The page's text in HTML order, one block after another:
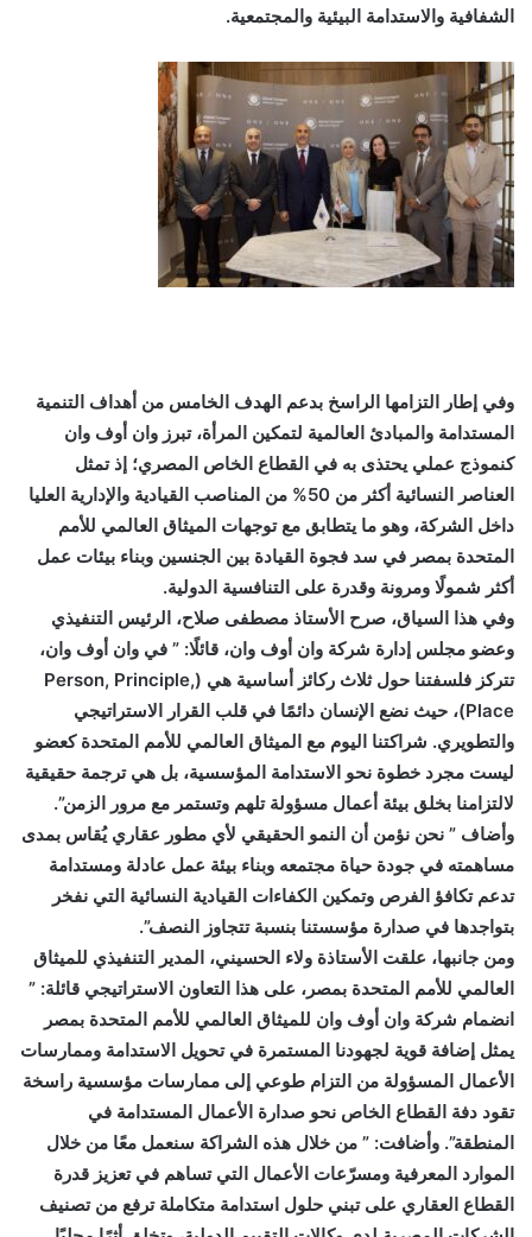
الشفافية والاستدامة البيئية والمجتمعية.
وفي إطار التزامها الراسخ بدعم الهدف الخامس من أهداف التنمية
المستدامة والمبادئ العالمية لتمكين المرأة، تبرز وان أوف وان
كنموذج عملي يحتذى به في القطاع الخاص المصري؛ إذ تمثل
العناصر النسائية أكثر من 50% من المناصب القيادية والإدارية العليا
داخل الشركة، وهو ما يتطابق مع توجهات الميثاق العالمي للأمم
المتحدة بمصر في سد فجوة القيادة بين الجنسين وبناء بيئات عمل
أكثر شمولًا ومرونة وقدرة على التنافسية الدولية.
وفي هذا السياق، صرح الأستاذ مصطفى صلاح، الرئيس التنفيذي
وعضو مجلس إدارة شركة وان أوف وان، قائلًا: ” في وان أوف وان،
تتركز فلسفتنا حول ثلاث ركائز أساسية هي (Person, Principle,
Place)، حيث نضع الإنسان دائمًا في قلب القرار الاستراتيجي
والتطويري. شراكتنا اليوم مع الميثاق العالمي للأمم المتحدة كعضو
ليست مجرد خطوة نحو الاستدامة المؤسسية، بل هي ترجمة حقيقية
لالتزامنا بخلق بيئة أعمال مسؤولة تلهم وتستمر مع مرور الزمن”.
وأضاف ” نحن نؤمن أن النمو الحقيقي لأي مطور عقاري يُقاس بمدى
مساهمته في جودة حياة مجتمعه وبناء بيئة عمل عادلة ومستدامة
تدعم تكافؤ الفرص وتمكين الكفاءات القيادية النسائية التي نفخر
بتواجدها في صدارة مؤسستنا بنسبة تتجاوز النصف”.
ومن جانبها، علقت الأستاذة ولاء الحسيني، المدير التنفيذي للميثاق
العالمي للأمم المتحدة بمصر، على هذا التعاون الاستراتيجي قائلة: ”
انضمام شركة وان أوف وان للميثاق العالمي للأمم المتحدة بمصر
يمثل إضافة قوية لجهودنا المستمرة في تحويل الاستدامة وممارسات
الأعمال المسؤولة من التزام طوعي إلى ممارسات مؤسسية راسخة
تقود دفة القطاع الخاص نحو صدارة الأعمال المستدامة في
المنطقة”. وأضافت: ” من خلال هذه الشراكة سنعمل معًا من خلال
الموارد المعرفية ومسرّعات الأعمال التي تساهم في تعزيز قدرة
القطاع العقاري على تبني حلول استدامة متكاملة ترفع من تصنيف